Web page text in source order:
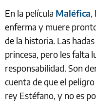
En la película Maléfica,
enferma y muere
de la historia. Las
princesa, pero les falta
responsabilidad. Son
cuenta de que el
rey Estéfano, y no es